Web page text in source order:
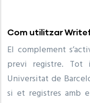
Com utilitzar
El complement
previ registre.
Universitat de
si et registres amb